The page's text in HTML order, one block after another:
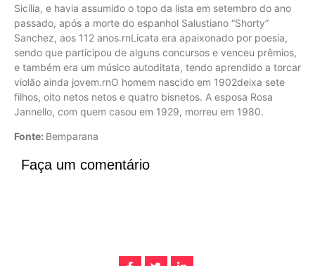
Sicília, e havia assumido o topo da lista em setembro do ano
passado, após a morte do espanhol Salustiano “Shorty”
Sanchez, aos 112 anos.rnLicata era apaixonado por poesia,
sendo que participou de alguns concursos e venceu prêmios,
e também era um músico autoditata, tendo aprendido a torcar
violão ainda jovem.rnO homem nascido em 1902deixa sete
filhos, oito netos netos e quatro bisnetos. A esposa Rosa
Jannello, com quem casou em 1929, morreu em 1980.
Fonte: Bemparana
Faça um comentário